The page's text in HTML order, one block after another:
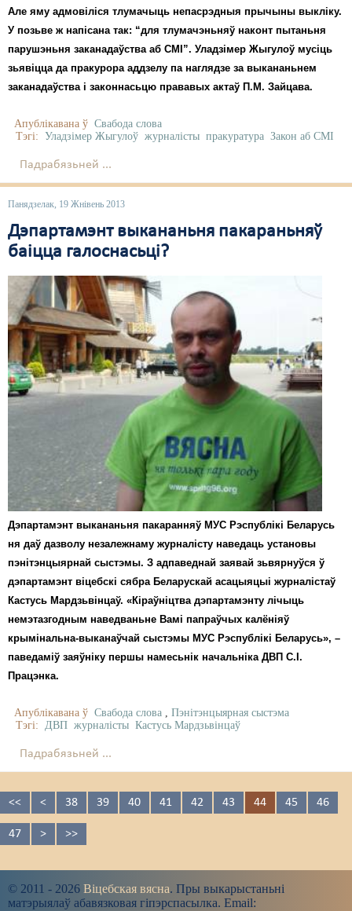
Але яму адмовіліся тлумачыць непасрэдныя прычыны выкліку.
У позьве ж напісана так: “для тлумачэньняў наконт пытаньня
парушэньня заканадаўства аб СМІ”. Уладзімер Жыгулоў мусіць
зьявіцца да пракурора аддзелу па наглядзе за выкананьнем
заканадаўства і законнасьцю прававых актаў П.М. Зайцава.
Апублікавана ў Свабода слова
Тэгі: Уладзімер Жыгулоў журналісты пракуратура Закон аб СМІ
Падрабязьней ...
Панядзелак, 19 Жнівень 2013
Дэпартамэнт выкананьня пакараньняў
баіцца галоснасьці?
Дэпартамэнт выкананьня пакаранняў МУС Рэспублікі Беларусь
ня даў дазволу незалежнаму журналісту наведаць установы
пэнітэнцыярнай сыстэмы. З адпаведнай заявай зьвярнуўся ў
дэпартамэнт віцебскі сябра Беларускай асацыяцыі журналістаў
Кастусь Мардзьвінцаў. «Кіраўніцтва дэпартамэнту лічыць
немэтазгодным наведваньне Вамі папраўчых калёніяў
крымінальна-выканаўчай сыстэмы МУС Рэспублікі Беларусь», –
паведаміў заяўніку першы намесьнік начальніка ДВП С.І.
Працэнка.
Апублікавана ў Свабода слова , Пэнітэнцыярная сыстэма
Тэгі: ДВП журналісты Кастусь Мардзьвінцаў
Падрабязьней ...
<< < 38 39 40 41 42 43 44 45 46
47 > >>
© 2011 - 2026 Віцебская вясна. Пры выкарыстаньні
матэрыялаў абавязковая гіпэрспасылка. Email: